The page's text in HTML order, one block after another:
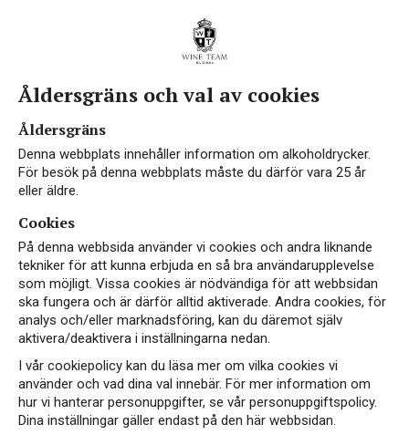
Åldersgräns och val av cookies
Åldersgräns
Denna webbplats innehåller information om alkoholdrycker.
För besök på denna webbplats måste du därför vara 25 år
eller äldre.
Cookies
På denna webbsida använder vi cookies och andra liknande
tekniker för att kunna erbjuda en så bra användarupplevelse
som möjligt. Vissa cookies är nödvändiga för att webbsidan
ska fungera och är därför alltid aktiverade. Andra cookies, för
analys och/eller marknadsföring, kan du däremot själv
aktivera/deaktivera i inställningarna nedan.
I vår cookiepolicy kan du läsa mer om vilka cookies vi
använder och vad dina val innebär. För mer information om
hur vi hanterar personuppgifter, se vår personuppgiftspolicy.
Dina inställningar gäller endast på den här webbsidan.